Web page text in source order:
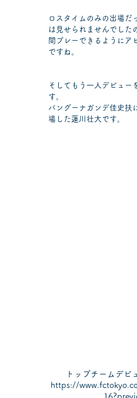
ロスタイムのみの出場だ
は見せられませんでした
間プレーできるようにア
ですね。
そしてもう一人デビュー
す。
バングーナガンデ佳史扶
場した蓮川壮大です。
トップチームデビ
https://